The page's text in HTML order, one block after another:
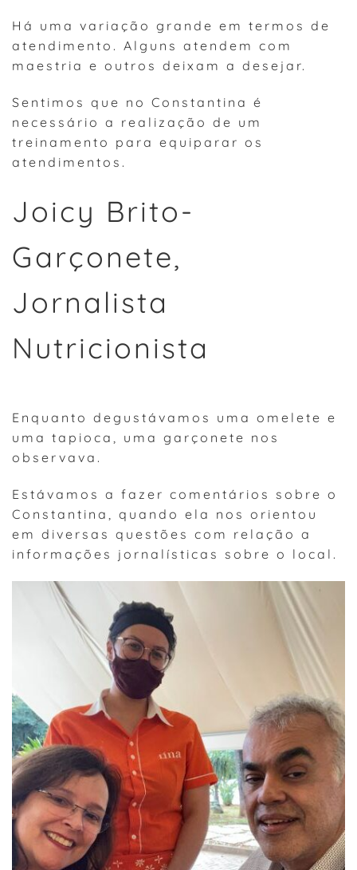
Há uma variação grande em termos de
atendimento. Alguns atendem com
maestria e outros deixam a desejar.
Sentimos que no Constantina é
necessário a realização de um
treinamento para equiparar os
atendimentos.
Joicy Brito-
Garçonete,
Jornalista
Nutricionista
Enquanto degustávamos uma omelete e
uma tapioca, uma garçonete nos
observava.
Estávamos a fazer comentários sobre o
Constantina, quando ela nos orientou
em diversas questões com relação a
informações jornalísticas sobre o local.